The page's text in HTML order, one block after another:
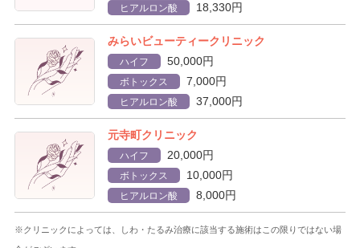
ヒアルロン酸 18,330円
みらいビューティークリニック
ハイフ 50,000円
ボトックス 7,000円
ヒアルロン酸 37,000円
元寺町クリニック
ハイフ 20,000円
ボトックス 10,000円
ヒアルロン酸 8,000円
※クリニックによっては、しわ・たるみ治療に該当する施術はこの限りではない場